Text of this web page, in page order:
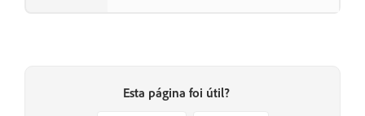
Esta página foi útil?